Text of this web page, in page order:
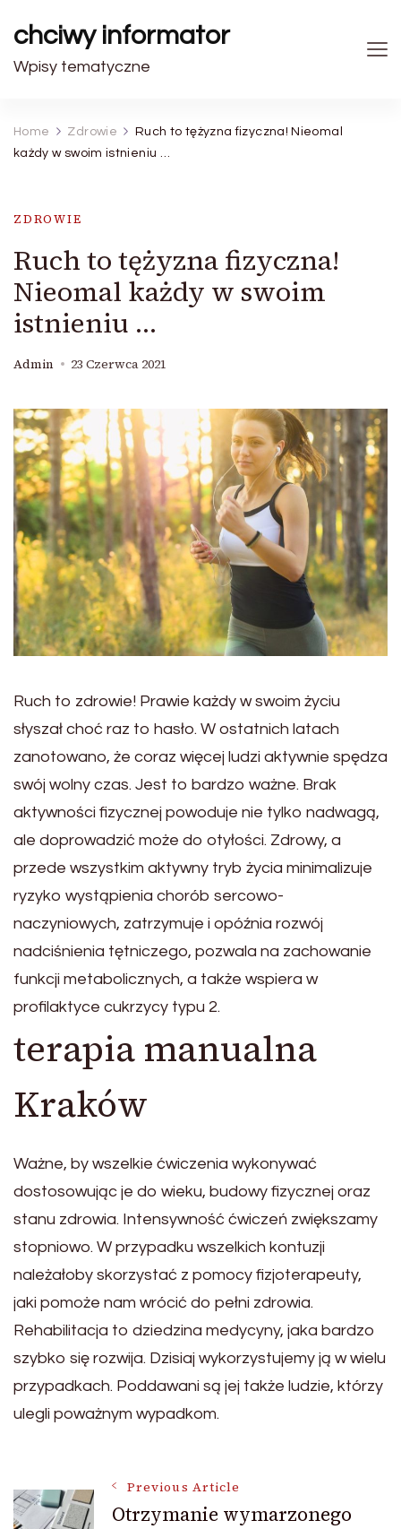
chciwy informator
Wpisy tematyczne
Home Zdrowie
Ruch to tężyzna fizyczna! Nieomal
każdy w swoim istnieniu …
ZDROWIE
Ruch to tężyzna fizyczna!
Nieomal każdy w swoim
istnieniu …
Admin 23 Czerwca 2021
Ruch to zdrowie! Prawie każdy w swoim życiu
słyszał choć raz to hasło. W ostatnich latach
zanotowano, że coraz więcej ludzi aktywnie spędza
swój wolny czas. Jest to bardzo ważne. Brak
aktywności fizycznej powoduje nie tylko nadwagą,
ale doprowadzić może do otyłości. Zdrowy, a
przede wszystkim aktywny tryb życia minimalizuje
ryzyko wystąpienia chorób sercowo-
naczyniowych, zatrzymuje i opóźnia rozwój
nadciśnienia tętniczego, pozwala na zachowanie
funkcji metabolicznych, a także wspiera w
profilaktyce cukrzycy typu 2.
terapia manualna
Kraków
Ważne, by wszelkie ćwiczenia wykonywać
dostosowując je do wieku, budowy fizycznej oraz
stanu zdrowia. Intensywność ćwiczeń zwiększamy
stopniowo. W przypadku wszelkich kontuzji
należałoby skorzystać z pomocy fizjoterapeuty,
jaki pomoże nam wrócić do pełni zdrowia.
Rehabilitacja to dziedzina medycyny, jaka bardzo
szybko się rozwija. Dzisiaj wykorzystujemy ją w wielu
przypadkach. Poddawani są jej także ludzie, którzy
ulegli poważnym wypadkom.
Post
Previous Article
Otrzymanie wymarzonego